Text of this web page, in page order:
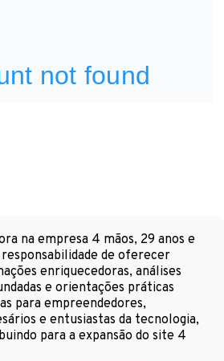
na empresa 4 mãos, 29 anos e
de oferecer
enriquecedoras, análises
e orientações práticas
para empreendedores,
e entusiastas da tecnologia,
para a expansão do site 4